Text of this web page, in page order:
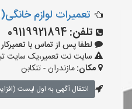
تعمیرات لوازم
تلفن: 09119921894
لطفا پس از تماس با تعمیرکار
سایت نت تعمیر،یک سایت
مکان:مازندران - تنکابن
انتقال آگهی به اول لیست